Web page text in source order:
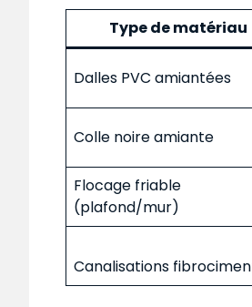
Type de matériau
Dalles PVC amiantées
Colle noire amiante
Flocage friable
(plafond/mur)
Canalisations